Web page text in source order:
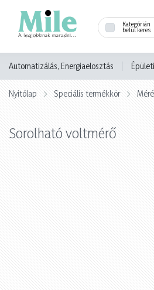
Kategórián
belül keres
Automatizálás, Energiaelosztás
Nyitólap Speciális termékkör
Sorolható voltmérő